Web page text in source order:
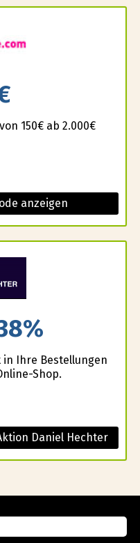
150€ ab 2.000€
anzeigen
in Ihre Bestellungen
Shop.
Daniel Hechter